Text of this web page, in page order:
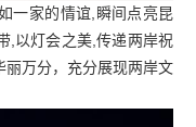
家的情谊,瞬间点亮昆
,以灯会之美,传递两岸祝
万分，充分展现两岸文